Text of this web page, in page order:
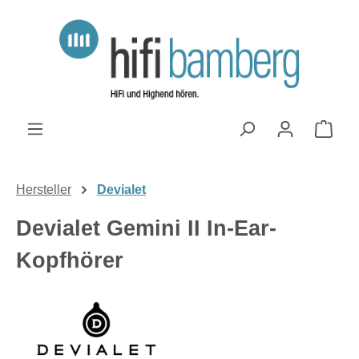
Zum Hauptinhalt springen
Hersteller Devialet
Devialet Gemini II In-Ear-
Kopfhörer